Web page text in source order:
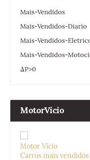
Mais-Vendidos
Mais-Vendidos-Diario
Mais-Vendidos-
Mais-Vendidos-
ΔP>0
MotorVicio
Motor Vício
Carros mais